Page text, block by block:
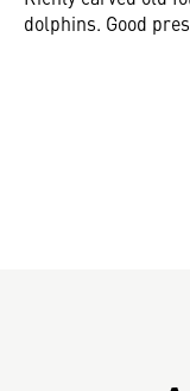
dolphins. Good